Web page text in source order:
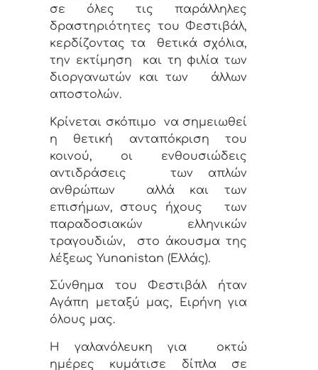
σε όλες τις παράλληλες
δραστηριότητες του Φεστιβάλ,
κερδίζοντας τα
θετικά σχόλια,
την εκτίμηση
και τη φιλία των
διοργανωτών και των
άλλων
αποστολών.
Κρίνεται σκόπιμο
να σημειωθεί
η θετική ανταπόκριση του
κοινού, οι ενθουσιώδεις
αντιδράσεις
των απλών
ανθρώπων
αλλά και των
επισήμων, στους ήχους
των
παραδοσιακών
ελληνικών
τραγουδιών,
στο άκουσμα της
λέξεως Yunanistan (Ελλάς).
Σύνθημα του Φεστιβάλ ήταν
Αγάπη μεταξύ μας, Ειρήνη για
όλους μας.
Η γαλανόλευκη για
οκτώ
ημέρες κυμάτισε δίπλα σε